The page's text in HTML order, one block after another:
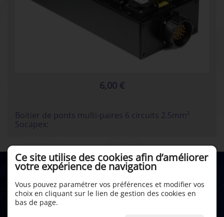
6,00 €
Boitier de ponts multi-paires 6 circuits 2.5mm²
Socapex:
Ce site utilise des cookies afin d’améliorer
votre expérience de navigation
Vous pouvez paramétrer vos préférences et modifier vos
choix en cliquant sur le lien de gestion des cookies en
bas de page.